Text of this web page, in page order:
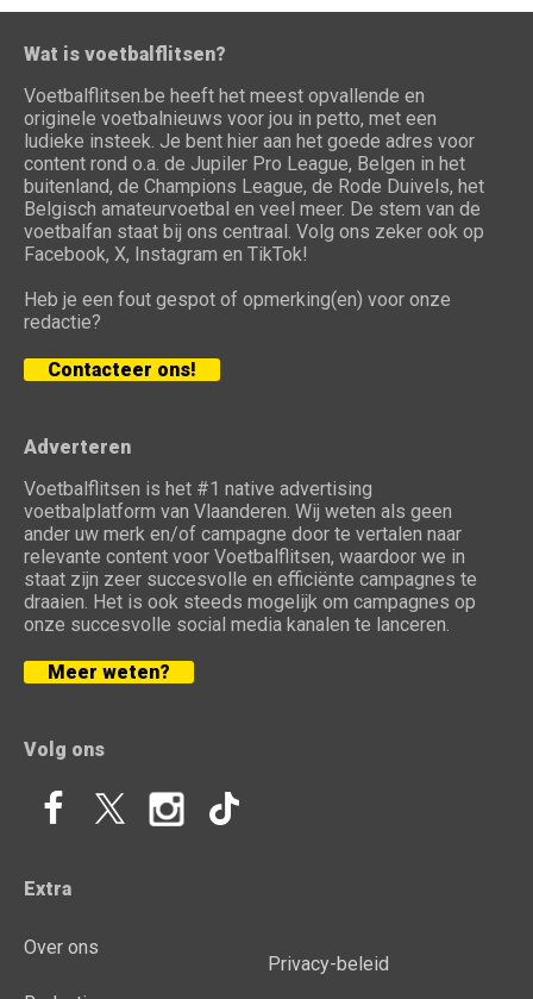
Wat is voetbalflitsen?
Voetbalflitsen.be heeft het meest opvallende en
originele voetbalnieuws voor jou in petto, met een
ludieke insteek. Je bent hier aan het goede adres voor
content rond o.a. de Jupiler Pro League, Belgen in het
buitenland, de Champions League, de Rode Duivels, het
Belgisch amateurvoetbal en veel meer. De stem van de
voetbalfan staat bij ons centraal. Volg ons zeker ook op
Facebook, X, Instagram en TikTok!
Heb je een fout gespot of opmerking(en) voor onze
redactie?
Contacteer ons!
Adverteren
Voetbalflitsen is het #1 native advertising
voetbalplatform van Vlaanderen. Wij weten als geen
ander uw merk en/of campagne door te vertalen naar
relevante content voor Voetbalflitsen, waardoor we in
staat zijn zeer succesvolle en efficiënte campagnes te
draaien. Het is ook steeds mogelijk om campagnes op
onze succesvolle social media kanalen te lanceren.
Meer weten?
Volg ons
Extra
Over ons
Privacy-beleid